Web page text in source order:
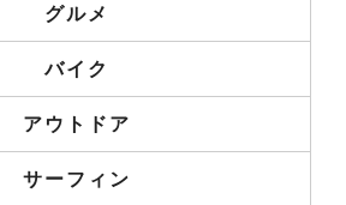
グルメ
バイク
アウトドア
サーフィン